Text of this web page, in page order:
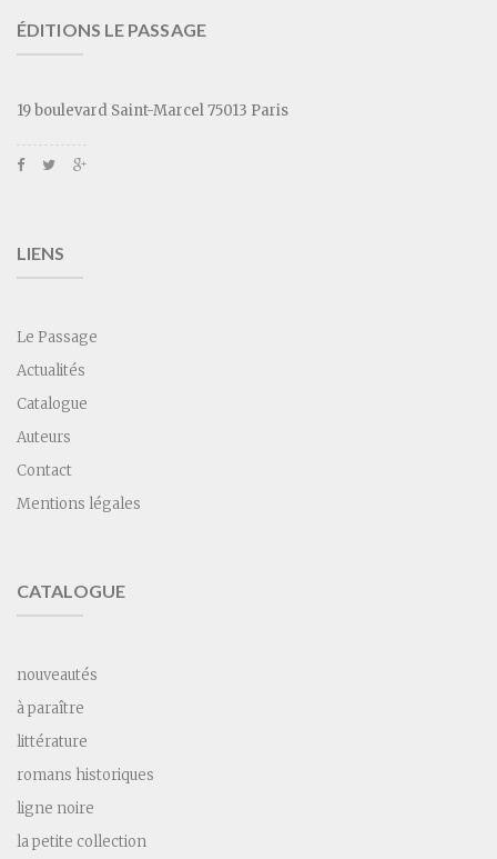
ÉDITIONS LE PASSAGE
19 boulevard Saint-Marcel 75013 Paris
LIENS
Le Passage
Actualités
Catalogue
Auteurs
Contact
Mentions légales
CATALOGUE
nouveautés
à paraître
littérature
romans historiques
ligne noire
la petite collection